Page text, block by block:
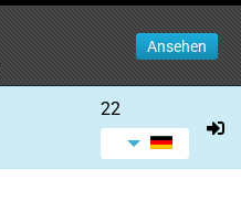
Ansehen
22